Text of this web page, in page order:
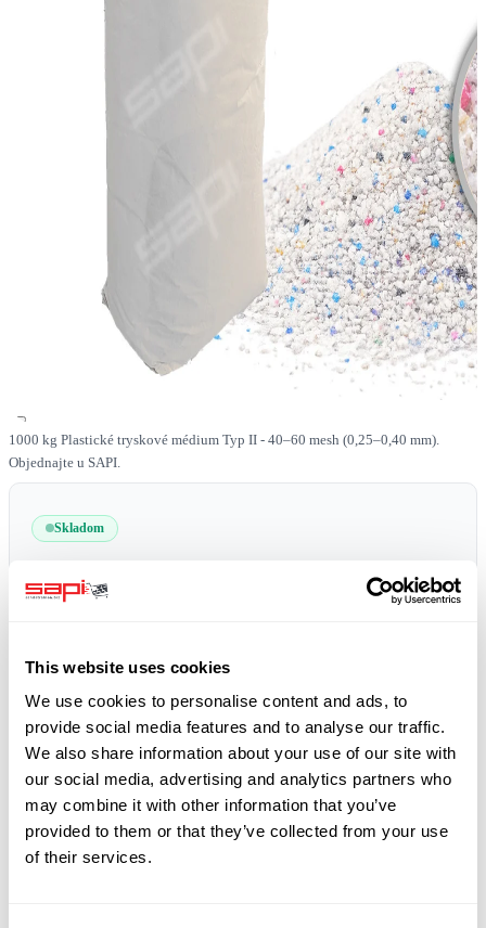
This website uses cookies
We use cookies to personalise content and ads, to
provide social media features and to analyse our traffic.
We also share information about your use of our site with
our social media, advertising and analytics partners who
may combine it with other information that you’ve
provided to them or that they’ve collected from your use
of their services.
1000 kg Plastické tryskové médium Typ II - 40–60 mesh (0,25–0,40 mm).
Objednajte u SAPI.
Skladom
SKU 0519-PLAST-II-40-60-1000